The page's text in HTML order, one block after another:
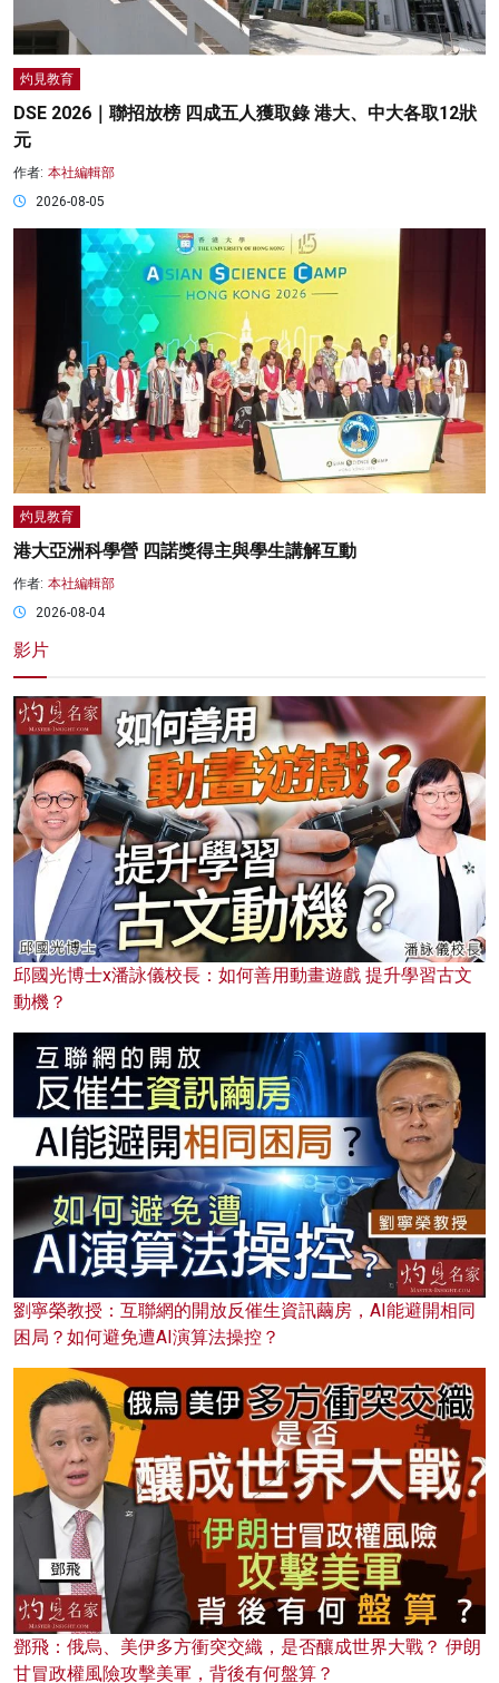
灼見教育
DSE 2026｜聯招放榜 四成五人獲取錄 港大、中大各取12狀
元
作者: 本社編輯部
2026-08-05
灼見教育
港大亞洲科學營 四諾獎得主與學生講解互動
作者: 本社編輯部
2026-08-04
影片
邱國光博士x潘詠儀校長：如何善用動畫遊戲 提升學習古文
動機？
劉寧榮教授：互聯網的開放反催生資訊繭房，AI能避開相同
困局？如何避免遭AI演算法操控？
鄧飛：俄烏、美伊多方衝突交織，是否釀成世界大戰？ 伊朗
甘冒政權風險攻擊美軍，背後有何盤算？